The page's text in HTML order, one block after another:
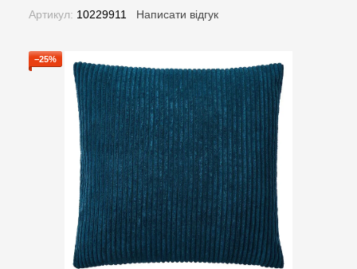
Артикул: 10229911 Написати відгук
−25%